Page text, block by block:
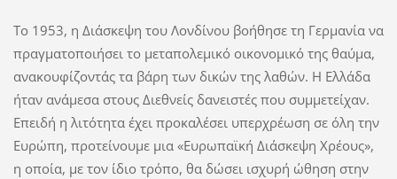
Το 1953, η Διάσκεψη του Λονδίνου βοήθησε τη Γερμανία να
πραγματοποιήσει το μεταπολεμικό οικονομικό της θαύμα,
ανακουφίζοντάς τα βάρη των δικών της λαθών. Η Ελλάδα
ήταν ανάμεσα στους Διεθνείς δανειστές που συμμετείχαν.
Επειδή η λιτότητα έχει προκαλέσει υπερχρέωση σε όλη την
Ευρώπη, προτείνουμε μια «Ευρωπαϊκή Διάσκεψη Χρέους»,
η οποία, με τον ίδιο τρόπο, θα δώσει ισχυρή ώθηση στην